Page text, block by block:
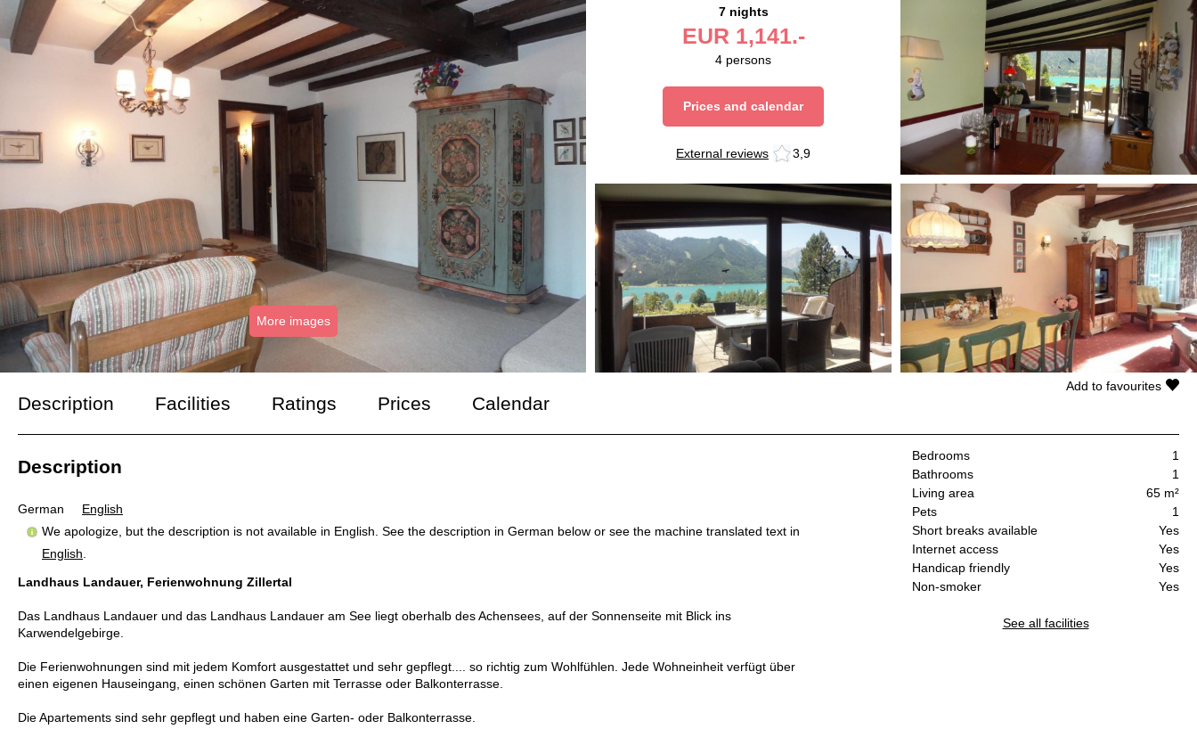
More images
7 nights
EUR 1,141.-
4 persons
Prices and calendar
External reviews 3,9
Description Facilities Ratings Prices Calendar
Bedrooms
1
Bathrooms
1
Living area
65 m²
Pets
1
Short breaks available
Yes
Internet access
Yes
Handicap friendly
Yes
Non-smoker
Yes
See all facilities
Add to favourites
Description
German
English
We apologize, but the description is not available in English. See the description in German below or see the machine translated text in
English.
Landhaus Landauer, Ferienwohnung Zillertal
Das Landhaus Landauer und das Landhaus Landauer am See liegt oberhalb des Achensees, auf der Sonnenseite mit Blick ins
Karwendelgebirge.
Die Ferienwohnungen sind mit jedem Komfort ausgestattet und sehr gepflegt.... so richtig zum Wohlfühlen. Jede Wohneinheit verfügt über
einen eigenen Hauseingang, einen schönen Garten mit Terrasse oder Balkonterrasse.
Die Apartements sind sehr gepflegt und haben eine Garten- oder Balkonterrasse.